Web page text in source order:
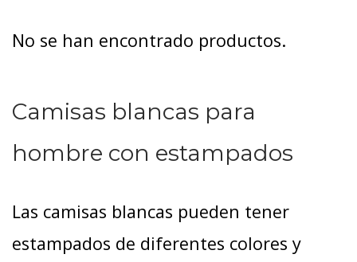
No se han encontrado productos.
Camisas blancas para
hombre con estampados
Las camisas blancas pueden tener
estampados de diferentes colores y